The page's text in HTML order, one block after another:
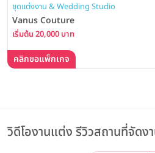
ชุดแต่งงาน & Wedding Studio
Vanus Couture
เริ่มต้น 20,000 บาท
คลิกขอแพ็กเกจ
วิดีโองานแต่ง รีวิวสถานที่จัดง